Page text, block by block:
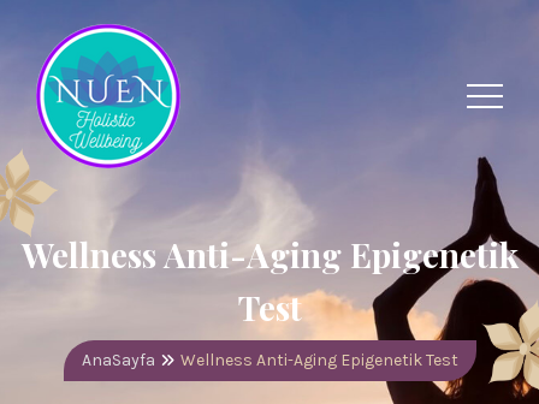
Wellness Anti-Aging Epigenetik
Test
AnaSayfa Wellness Anti-Aging Epigenetik Test